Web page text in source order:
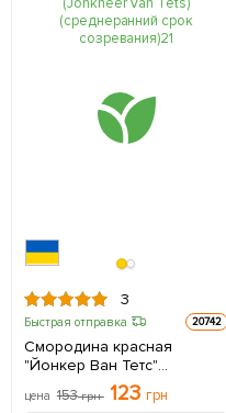
3
Быстрая отправка 20742
Смородина красная
"Йонкер Ван Тетс"
(Jonkheer Van Tets)
(среднеранний срок
цена 153грн 123 грн